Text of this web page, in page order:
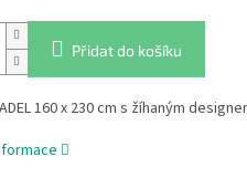
Přidat do košíku
160 x 230 cm s žíhaným